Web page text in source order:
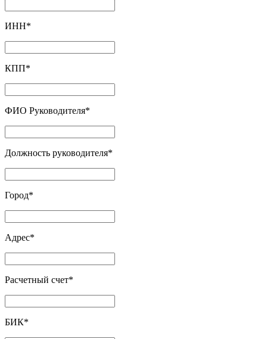
ИНН*
КПП*
ФИО Руководителя*
Должность руководителя*
Город*
Адрес*
Расчетный счет*
БИК*